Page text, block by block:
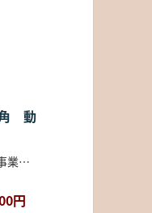
角 動
土生田純之先生追悼事業会 編
円